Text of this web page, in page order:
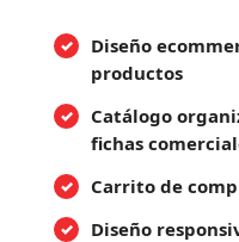
Diseño
productos
Catálogo
fichas
Carrito de
Diseño